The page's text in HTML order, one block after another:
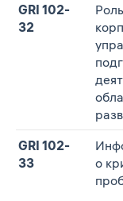
GRI 102-
32
GRI 102-
33
о